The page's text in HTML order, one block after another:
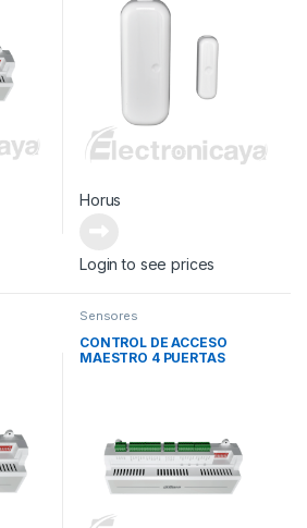
Horus
Login to see prices
Sensores
CONTROL DE ACCESO
MAESTRO 4 PUERTAS